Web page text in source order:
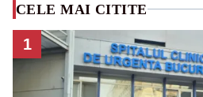
CELE MAI CITITE
1